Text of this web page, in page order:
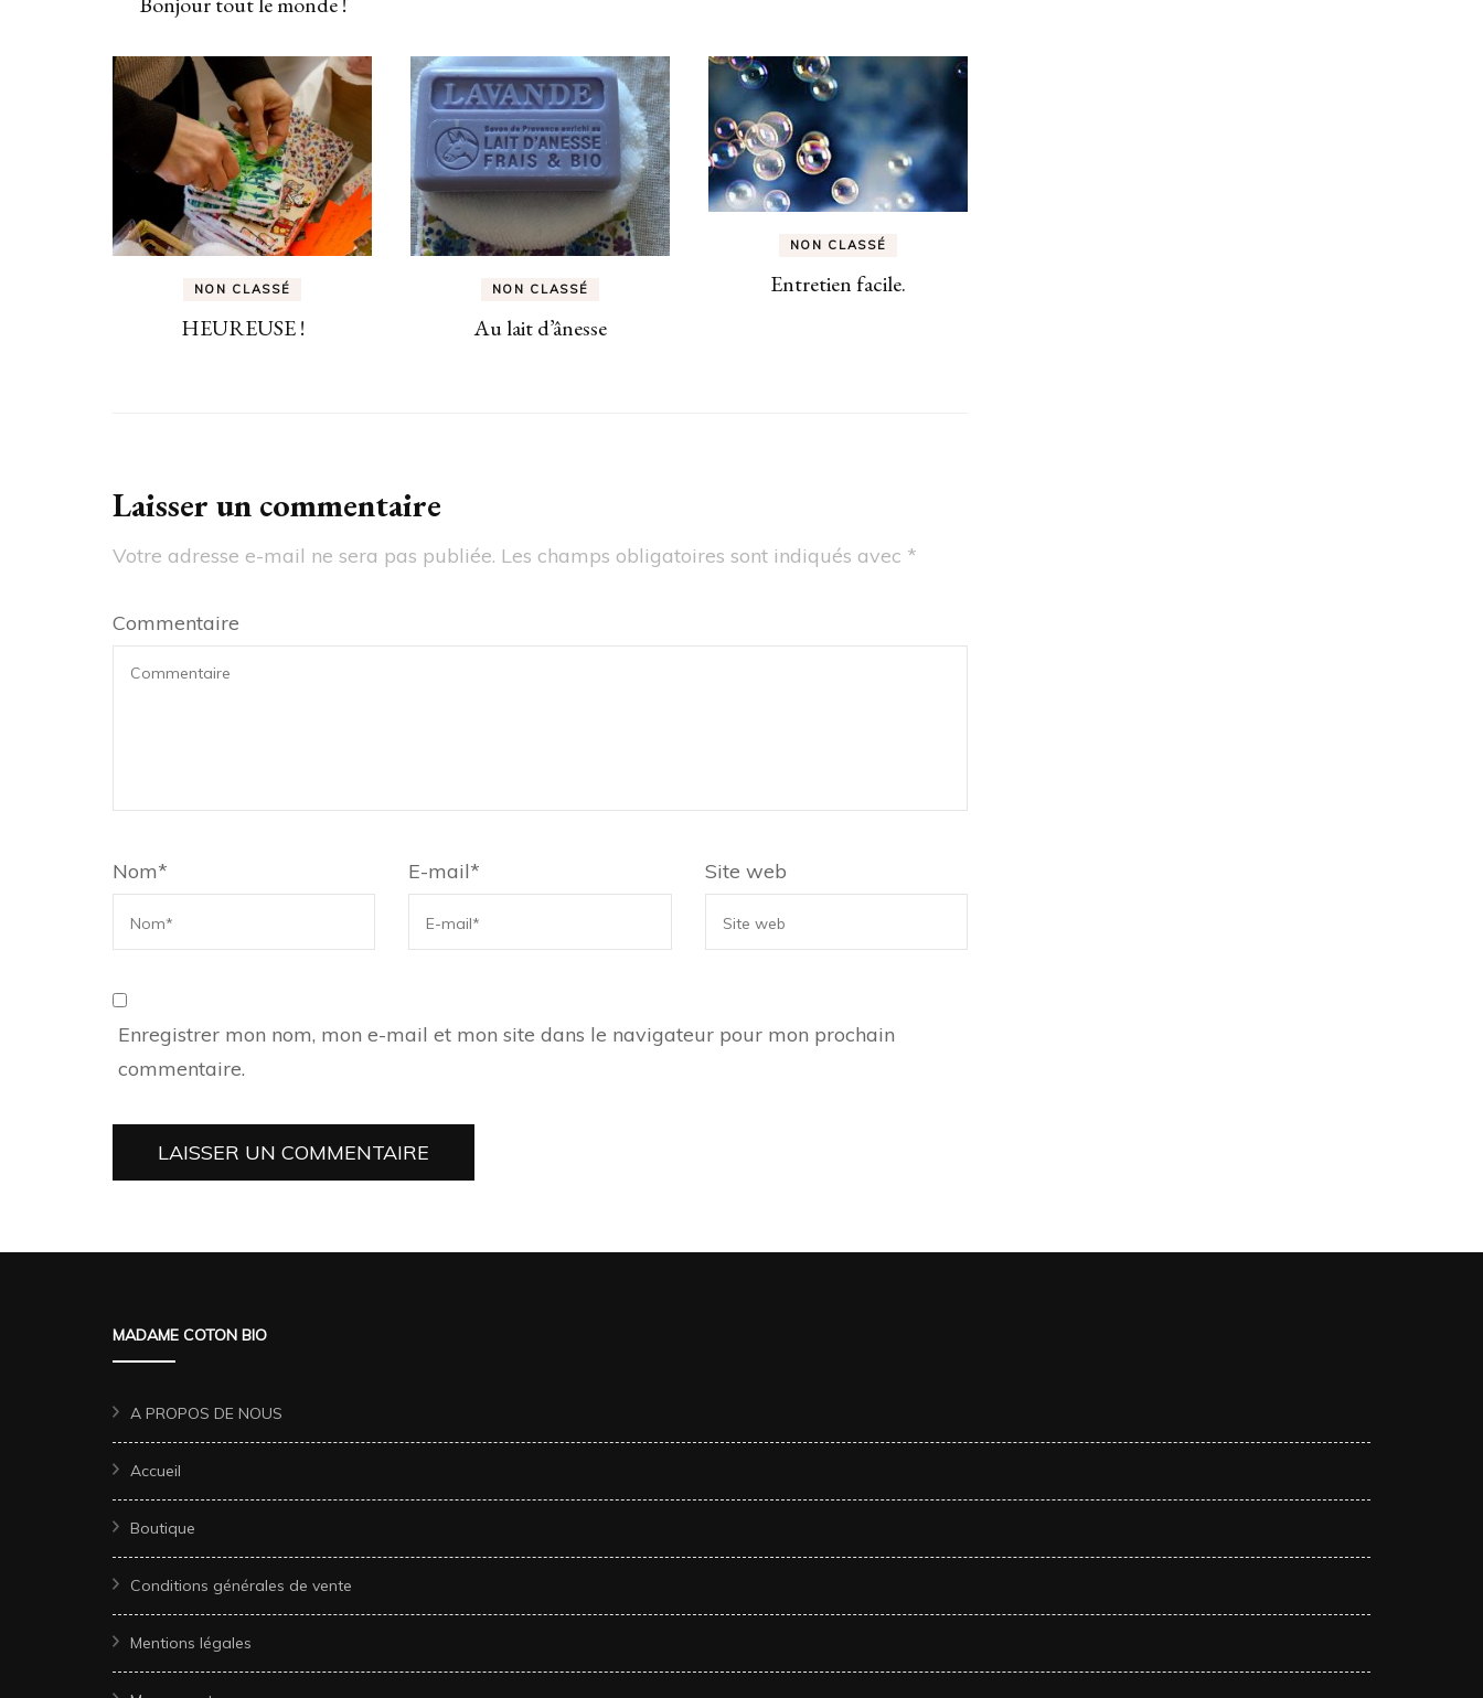
NON CLASSÉ
HEUREUSE !
NON CLASSÉ
Au lait d’ânesse
NON CLASSÉ
Entretien facile.
Laisser un commentaire
Votre adresse e-mail ne sera pas publiée. Les champs obligatoires sont indiqués avec *
Commentaire
Nom* E-mail* Site web
Enregistrer mon nom, mon e-mail et mon site dans le navigateur pour mon prochain
commentaire.
MADAME COTON BIO
A PROPOS DE NOUS
Accueil
Boutique
Conditions générales de vente
Mentions légales